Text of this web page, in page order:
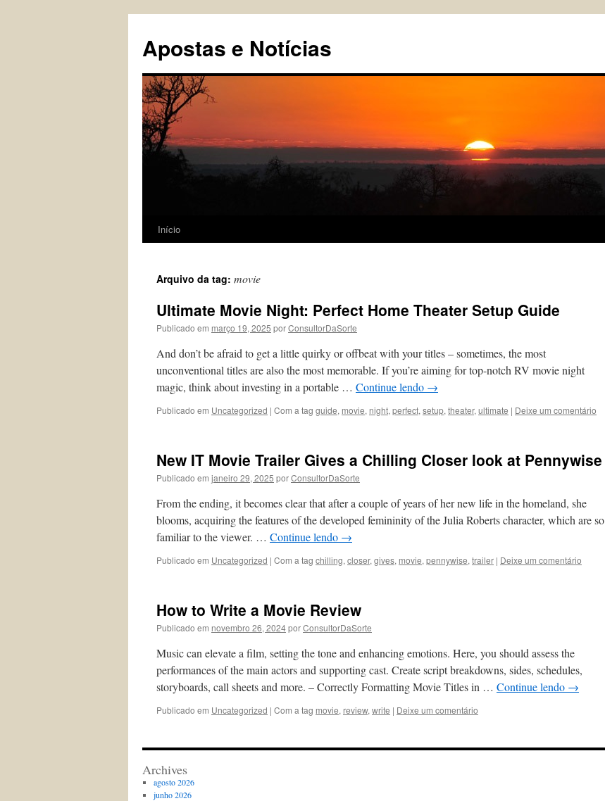
conteúdo
Apostas e Notícias
Início
Arquivo da tag: movie
Ultimate Movie Night: Perfect Home Theater Setup Guide
Publicado em março 19, 2025 porConsultorDaSorte
And don’t be afraid to get a little quirky or offbeat with your titles – sometimes, the most
unconventional titles are also the most memorable. If you’re aiming for top-notch RV movie night
magic, think about investing in a portable … Continue lendo →
Publicado em Uncategorized | Com a tag guide, movie, night, perfect, setup, theater, ultimate | Deixe um comentário
New IT Movie Trailer Gives a Chilling Closer look at Pennywise
Publicado em janeiro 29, 2025 porConsultorDaSorte
From the ending, it becomes clear that after a couple of years of her new life in the homeland, she
blooms, acquiring the features of the developed femininity of the Julia Roberts character, which are so
familiar to the viewer. … Continue lendo →
Publicado em Uncategorized | Com a tag chilling, closer, gives, movie, pennywise, trailer | Deixe um comentário
How to Write a Movie Review
Publicado em novembro 26, 2024porConsultorDaSorte
Music can elevate a film, setting the tone and enhancing emotions. Here, you should assess the
performances of the main actors and supporting cast. Create script breakdowns, sides, schedules,
storyboards, call sheets and more. – Correctly Formatting Movie Titles in … Continue lendo →
Publicado em Uncategorized | Com a tag movie, review, write | Deixe um comentário
Archives
agosto 2026
junho 2026